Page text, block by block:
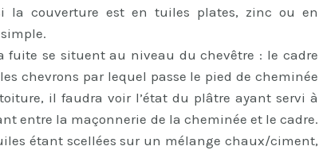
la couverture est en tuiles plates, zinc ou en
fuite se situent au niveau du chevêtre : le cadre
chevrons par lequel passe le pied de cheminée
il faudra voir l’état du plâtre ayant servi à
entre la maçonnerie de la cheminée et le cadre.
étant scellées sur un mélange chaux/ciment,